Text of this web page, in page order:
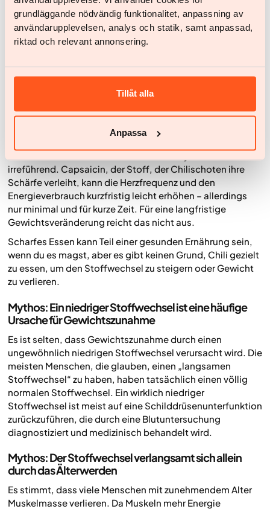
grundläggande nödvändig funktionalitet, anpassning av
användarupplevelsen, analys och statik, samt anpassad,
riktad och relevant annonsering.
Tillåt alla
Anpassa
ärztlichen Rat einholen.
Mythen über den Stoffwechsel
Behauptungen, die wissenschaftlich nicht belegt sind.
Mythos: Scharfes Essen steigert den Stoffwechsel
Es ist leicht zu glauben, dass scharfes Essen den
irreführend. Capsaicin, der Stoff, der Chilischoten ihre
Schärfe verleiht, kann die Herzfrequenz und den
Energieverbrauch kurzfristig leicht erhöhen – allerdings
nur minimal und für kurze Zeit. Für eine langfristige
Gewichtsveränderung reicht das nicht aus.
Scharfes Essen kann Teil einer gesunden Ernährung sein,
wenn du es magst, aber es gibt keinen Grund, Chili gezielt
zu essen, um den Stoffwechsel zu steigern oder Gewicht
zu verlieren.
Mythos: Ein niedriger Stoffwechsel ist eine häufige
Ursache für Gewichtszunahme
Es ist selten, dass Gewichtszunahme durch einen
ungewöhnlich niedrigen Stoffwechsel verursacht wird. Die
meisten Menschen, die glauben, einen „langsamen
Stoffwechsel“ zu haben, haben tatsächlich einen völlig
normalen Stoffwechsel. Ein wirklich niedriger
Stoffwechsel ist meist auf eine Schilddrüsenunterfunktion
zurückzuführen, die durch eine Blutuntersuchung
diagnostiziert und medizinisch behandelt wird.
Mythos: Der Stoffwechsel verlangsamt sich allein
durch das Älterwerden
Es stimmt, dass viele Menschen mit zunehmendem Alter
Muskelmasse verlieren. Da Muskeln mehr Energie